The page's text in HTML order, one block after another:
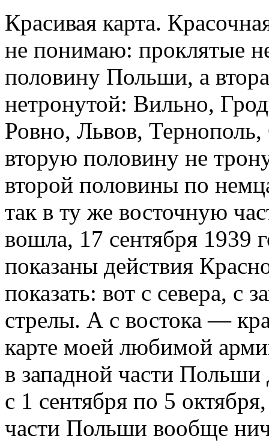
Красивая карта.
не понимаю: проклятые
половину Польши, а
нетронутой: Вильно,
Ровно, Львов,
вторую половину не
второй половины по
так в ту же восточную
вошла, 17 сентября 1939
показаны действия
показать: вот с севера, с
стрелы. А с востока —
карте моей любимой
в западной части Польши
с 1 сентября по 5
части Польши вообще